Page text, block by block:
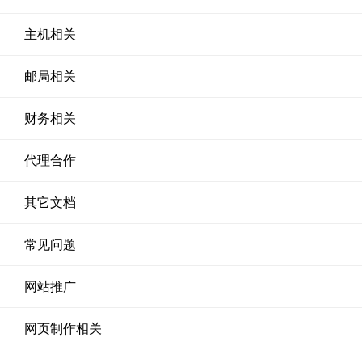
主机相关
邮局相关
财务相关
代理合作
其它文档
常见问题
网站推广
网页制作相关